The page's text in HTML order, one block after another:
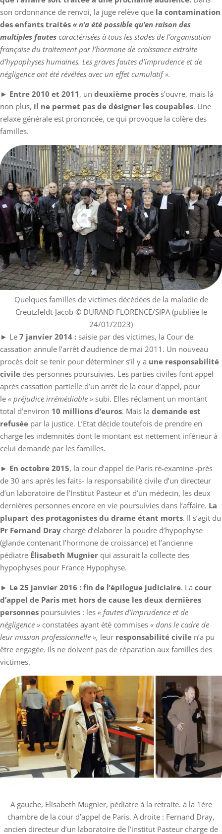
son ordonnance de renvoi, la juge relève que la contamination
des enfants traités « n’a été possible qu’en raison des
multiples fautes caractérisées à tous les stades de l’organisation
française du traitement par l’hormone de croissance extraite
d’hypophyses humaines. Les graves fautes d’imprudence et de
négligence ont été révélées avec un effet cumulatif ».
► Entre 2010 et 2011, un deuxième procès s’ouvre, mais là
non plus, il ne permet pas de désigner les coupables. Une
relaxe générale est prononcée, ce qui provoque la colère des
familles.
Quelques familles de victimes décédées de la maladie de
Creutzfeldt-Jacob © DURAND FLORENCE/SIPA (publiée le
24/01/2023)
► Le 7 janvier 2014 : saisie par des victimes, la Cour de
cassation annule l’arrêt d’audience de mai 2011. Un nouveau
procès doit se tenir pour déterminer s’il y a une responsabilité
civile des personnes poursuivies. Les parties civiles font appel
après cassation partielle d’un arrêt de la cour d’appel, pour
le « préjudice irrémédiable » subi. Elles réclament un montant
total d’environ 10 millions d’euros. Mais la demande est
refusée par la justice. L’Etat décide toutefois de prendre en
charge les indemnités dont le montant est nettement inférieur à
celui demandé par les familles.
► En octobre 2015, la cour d’appel de Paris ré-examine -près
de 30 ans après les faits- la responsabilité civile d’un directeur
d’un laboratoire de l’Institut Pasteur et d’un médecin, les deux
dernières personnes encore en vie poursuivies dans l’affaire. La
plupart des protagonistes du drame étant morts. Il s’agit du
Pr Fernand Dray chargé d’élaborer la poudre d’hypophyse
(glande contenant l’hormone de croissance) et l’ancienne
pédiatre Élisabeth Mugnier qui assurait la collecte des
hypophyses pour France Hypophyse.
► Le 25 janvier 2016 : fin de l’épilogue judiciaire. La cour
d’appel de Paris met hors de cause les deux dernières
personnes poursuivies : les « fautes d’imprudence et de
négligence » constatées ayant été commises « dans le cadre de
leur mission professionnelle », leur responsabilité civile n’a pu
être engagée. Ils ne doivent pas de réparation aux familles des
victimes.
A gauche, Elisabeth Mugnier, pédiatre à la retraite. à la 1ère
chambre de la cour d’appel de Paris. A droite : Fernand Dray,
ancien directeur d’un laboratoire de l’institut Pasteur charge de